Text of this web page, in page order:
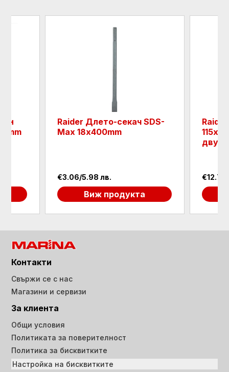
Raider Длето-секач SDS-
Max 18х400mm
€3.06/5.98 лв.
Виж продукта
Raider
€12.78/
Контакти
Свържи се с нас
Магазини и сервизи
За клиента
Общи условия
Политиката за поверителност
Политика за бисквитките
Настройка на бисквитките